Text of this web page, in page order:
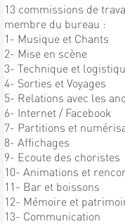
13 commissions de
membre du bureau :
1- Musique et Chants
2- Mise en scène
3- Technique et
4- Sorties et Voyages
5- Relations avec les
6- Internet / Facebook
7- Partitions et
8- Affichages
9- Ecoute des choristes
10- Animations et
11- Bar et boissons
12- Mémoire et
13- Communication